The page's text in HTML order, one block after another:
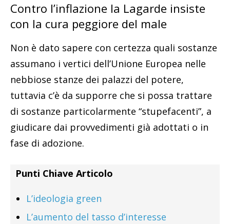
Contro l’inflazione la Lagarde insiste
con la cura peggiore del male
Non è dato sapere con certezza quali sostanze
assumano i vertici dell’Unione Europea nelle
nebbiose stanze dei palazzi del potere,
tuttavia c’è da supporre che si possa trattare
di sostanze particolarmente “stupefacenti”, a
giudicare dai provvedimenti già adottati o in
fase di adozione.
Punti Chiave Articolo
L’ideologia green
L’aumento del tasso d’interesse